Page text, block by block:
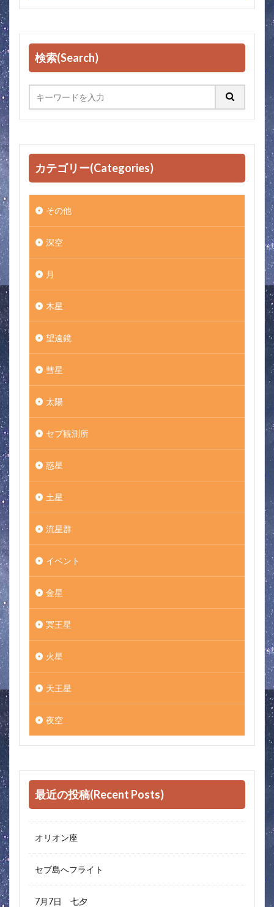
検索(Search)
カテゴリー(Categories)
その他
深空
月
木星
望遠鏡
彗星
太陽
セブ観測所
惑星
土星
流星群
イベント
金星
冥王星
火星
天王星
夜空
最近の投稿(Recent Posts)
オリオン座
セブ島へフライト
7月7日 七夕